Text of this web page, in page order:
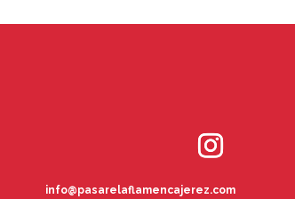
info@pasarelaflamencajerez.com